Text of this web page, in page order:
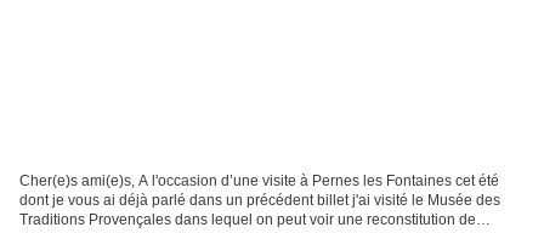
Cher(e)s ami(e)s, A l'occasion d’une visite à Pernes les Fontaines cet été
dont je vous ai déjà parlé dans un précédent billet j'ai visité le Musée des
Traditions Provençales dans lequel on peut voir une reconstitution de